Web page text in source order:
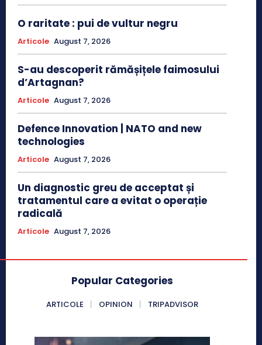
O raritate : pui de vultur negru
Articole August 7, 2026
S-au descoperit rămășițele faimosului
d’Artagnan?
Articole August 7, 2026
Defence Innovation | NATO and new
technologies
Articole August 7, 2026
Un diagnostic greu de acceptat și
tratamentul care a evitat o operație
radicală
Articole August 7, 2026
Popular Categories
ARTICOLE OPINION TRIPADVISOR